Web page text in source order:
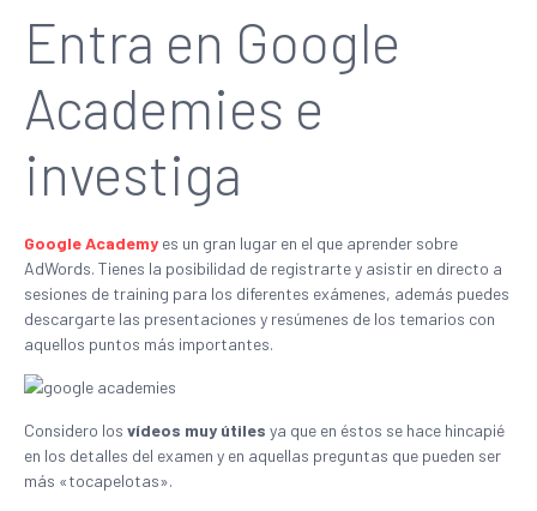
Entra en Google
Academies e
investiga
Google Academy es un gran lugar en el que aprender sobre
AdWords. Tienes la posibilidad de registrarte y asistir en directo a
sesiones de training para los diferentes exámenes, además puedes
descargarte las presentaciones y resúmenes de los temarios con
aquellos puntos más importantes.
Considero los vídeos muy útiles ya que en éstos se hace hincapié
en los detalles del examen y en aquellas preguntas que pueden ser
más «tocapelotas».